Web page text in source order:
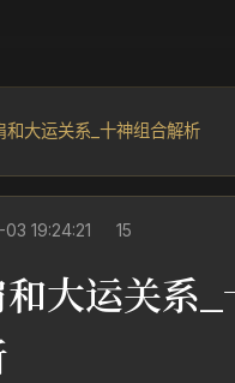
和大运关系_十神组合解析
19:24:21 15
大运关系_